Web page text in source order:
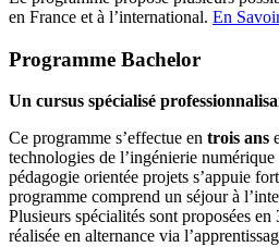
en France et à l’international. En
Programme Bachelor
Un cursus spécialisé
Ce programme s’effectue en trois ans
technologies de l’ingénierie numérique
pédagogie orientée projets s’appuie
programme comprend un séjour à
Plusieurs spécialités sont proposées
réalisée en alternance via